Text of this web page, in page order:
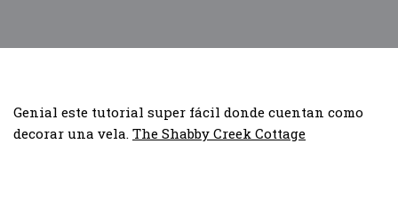
Genial este tutorial super fácil donde cuentan como
decorar una vela. The Shabby Creek Cottage